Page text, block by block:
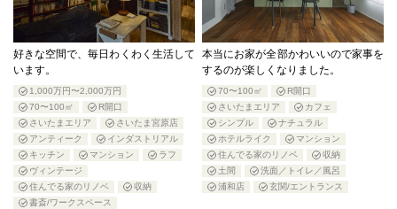
好きな空間で、毎日わくわく生活して
います。
1,000万円〜2,000万円
70〜100㎡
R開口
さいたまエリア
さいたま宮原店
アンティーク
インダストリアル
キッチン
マンション
ラフ
ヴィンテージ
住んでる家のリノベ
収納
書斎/ワークスペース
本当にお家が全部かわいいので家事を
するのが楽しくなりました。
70〜100㎡
R開口
さいたまエリア
カフェ
シンプル
ナチュラル
ホテルライク
マンション
住んでる家のリノベ
収納
土間
洗面／トイレ／風呂
浦和店
玄関/エントランス